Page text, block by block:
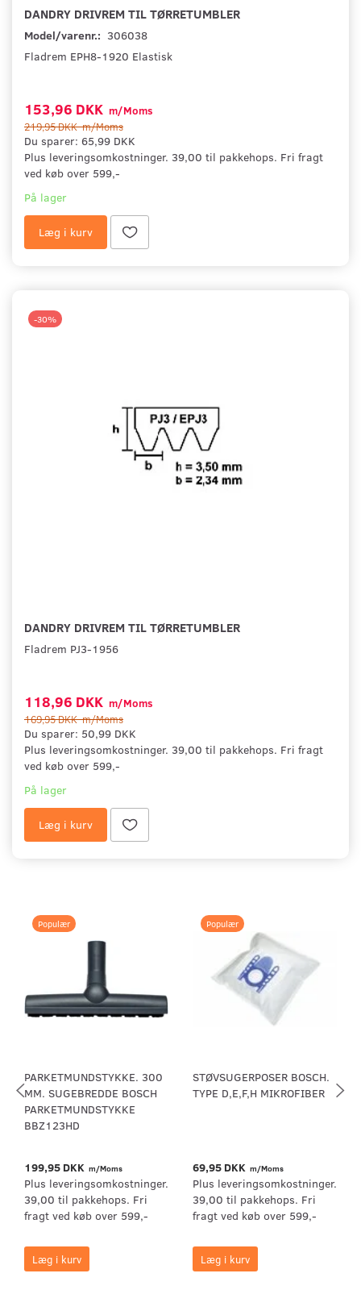
DANDRY DRIVREM TIL TØRRETUMBLER
Model/varenr.: 306038
Fladrem EPH8-1920 Elastisk
153,96 DKK m/Moms
219,95 DKKm/Moms
Du sparer: 65,99 DKK
Plus leveringsomkostninger. 39,00 til pakkehops. Fri fragt
ved køb over 599,-
På lager
Læg i kurv
-30%
DANDRY DRIVREM TIL TØRRETUMBLER
Fladrem PJ3-1956
118,96 DKK m/Moms
169,95 DKKm/Moms
Du sparer: 50,99 DKK
Plus leveringsomkostninger. 39,00 til pakkehops. Fri fragt
ved køb over 599,-
På lager
Læg i kurv
Populær
PARKETMUNDSTYKKE. 300
MM. SUGEBREDDE BOSCH
PARKETMUNDSTYKKE
BBZ123HD
199,95 DKK m/Moms
Plus leveringsomkostninger.
39,00 til pakkehops. Fri
fragt ved køb over 599,-
Læg i kurv
Populær
STØVSUGERPOSER BOSCH.
TYPE D,E,F,H MIKROFIBER
69,95 DKK m/Moms
Plus leveringsomkostninger.
39,00 til pakkehops. Fri
fragt ved køb over 599,-
Læg i kurv